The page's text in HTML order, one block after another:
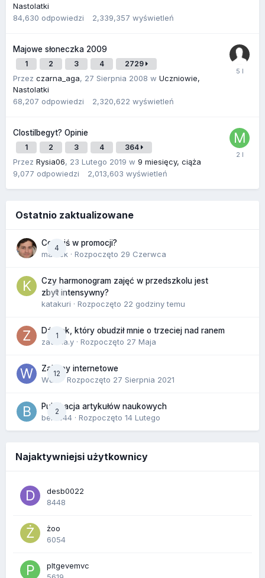
Nastolatki
84,630 odpowiedzi 2,339,357 wyświetleń
Majowe słoneczka 2009
1 2 3 4 2729
Przez czarna_aga, 27 Sierpnia 2008 w Uczniowie,
Nastolatki
68,207 odpowiedzi 2,320,622 wyświetleń
Clostilbegyt? Opinie
1 2 3 4 364
Przez Rysia06, 23 Lutego 2019 w 9 miesięcy, ciąża
9,077 odpowiedzi 2,013,603 wyświetleń
Ostatnio zaktualizowane
4
Co dziś w promocji?
maciek · Rozpoczęto 29 Czerwca
0
Czy harmonogram zajęć w przedszkolu jest
zbyt intensywny?
katakuri · Rozpoczęto 22 godziny temu
1
Dźwięk, który obudził mnie o trzeciej nad ranem
zackr.a.y · Rozpoczęto 27 Maja
12
Zakupy internetowe
Wula
· Rozpoczęto 27 Sierpnia 2021
2
Publikacja artykułów naukowych
berus44 · Rozpoczęto 14 Lutego
Najaktywniejsi użytkownicy
desb0022
8448
żoo
6054
pltgevemvc